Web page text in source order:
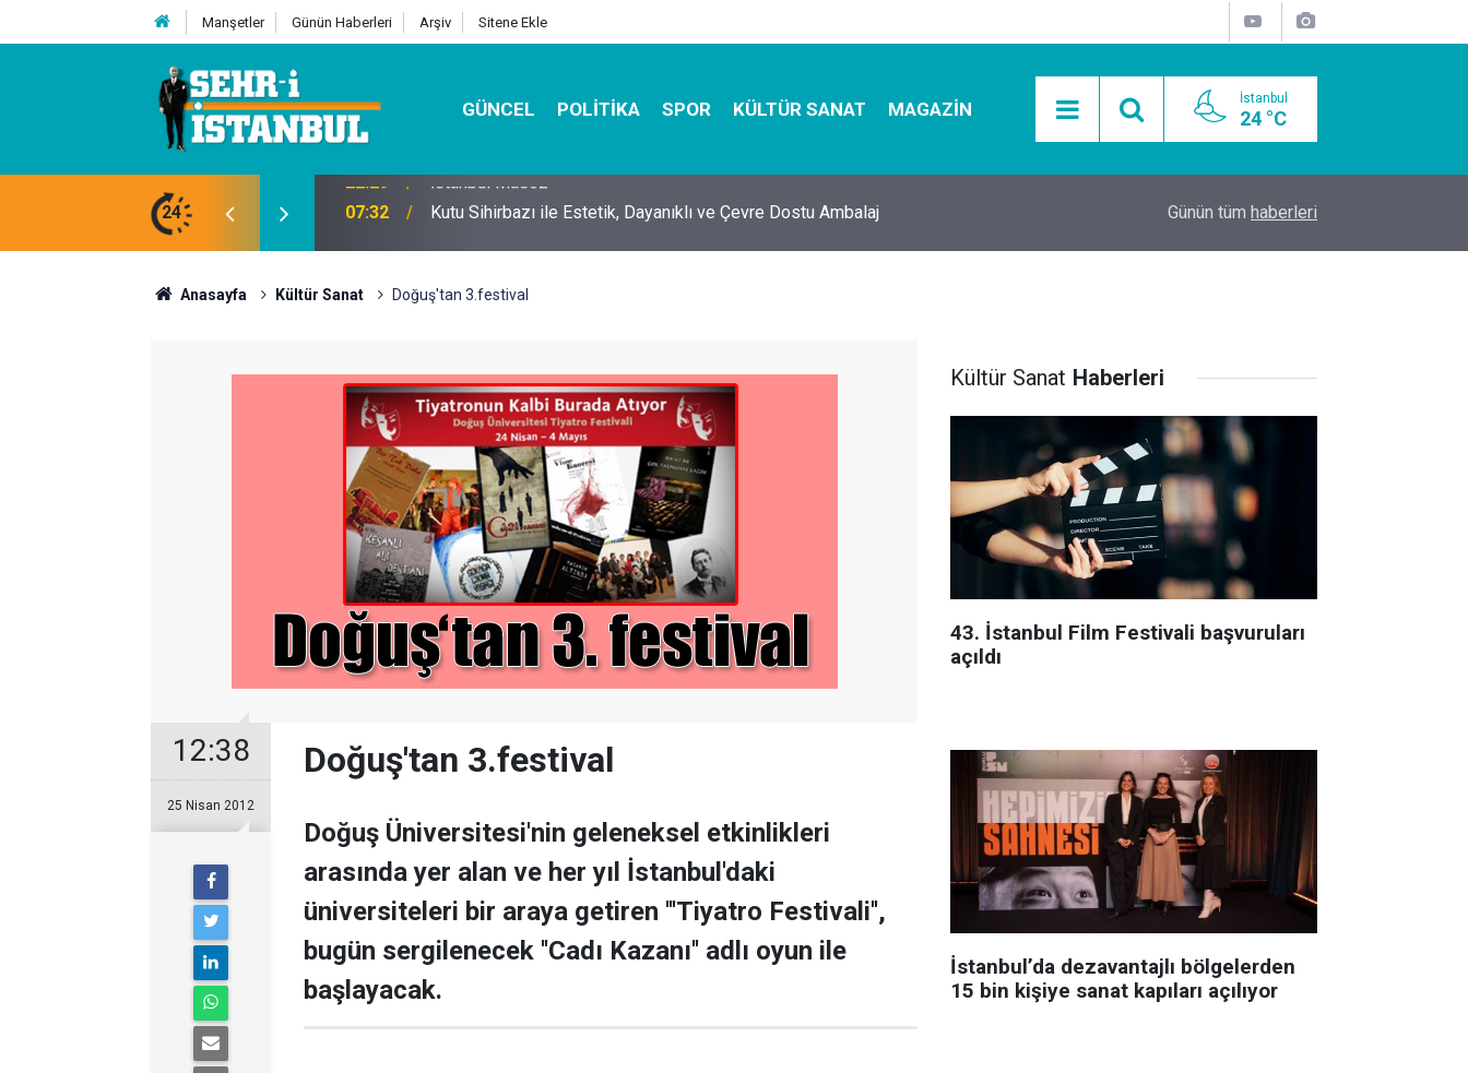
Manşetler Günün Haberleri Arşiv Sitene Ekle
GÜNCEL POLITIKA SPOR KÜLTÜR SANAT MAGAZIN İstanbul
24 °C
24 07:32 Kutu Sihirbazı ile Estetik, Dayanıklı ve Çevre Dostu Ambalaj Mobil Araçlarla Hayır Lokması Dağıtımının
Günün tüm haberleri
Anasayfa Kültür Sanat Doğuş'tan 3.festival
12:38
25 Nisan 2012
Doğuş'tan 3.festival
Doğuş Üniversitesi'nin geleneksel etkinlikleri
arasında yer alan ve her yıl İstanbul'daki
üniversiteleri bir araya getiren '''Tiyatro Festivali'',
bugün sergilenecek ''Cadı Kazanı'' adlı oyun ile
başlayacak.
Kültür Sanat Haberleri
43. İstanbul Film Festivali başvuruları
açıldı
İstanbul’da dezavantajlı bölgelerden
15 bin kişiye sanat kapıları açılıyor